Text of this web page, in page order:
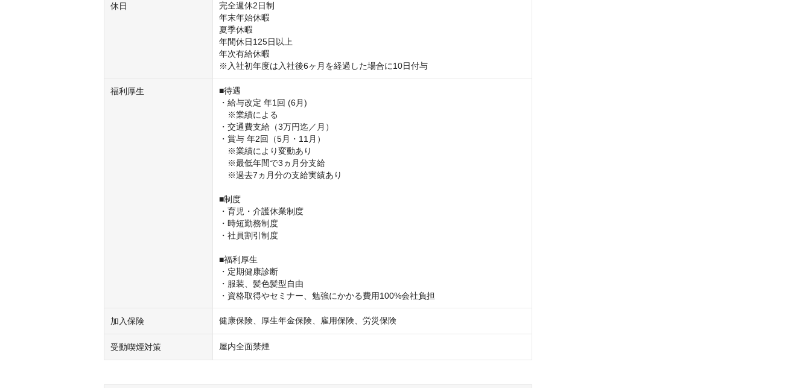
休日
完全週休2日制
年末年始休暇
夏季休暇
年間休日125日以上
年次有給休暇
※入社初年度は入社後6ヶ月を経過した場合に10日付与
福利厚生
■待遇
・給与改定 年1回 (6月)
※業績による
・交通費支給（3万円迄／月）
・賞与 年2回（5月・11月）
※業績により変動あり
※最低年間で3ヵ月分支給
※過去7ヵ月分の支給実績あり
■制度
・育児・介護休業制度
・時短勤務制度
・社員割引制度
■福利厚生
・定期健康診断
・服装、髪色髪型自由
・資格取得やセミナー、勉強にかかる費用100%会社負担
加入保険 健康保険、厚生年金保険、雇用保険、労災保険
受動喫煙対策 屋内全面禁煙